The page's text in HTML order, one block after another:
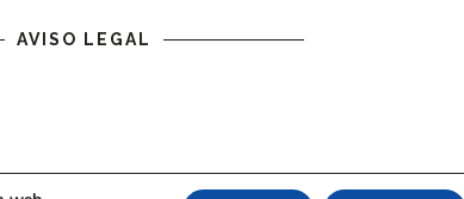
AVISO LEGAL